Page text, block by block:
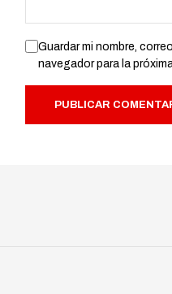
Guardar mi nombre,
navegador para la
PUBLICAR